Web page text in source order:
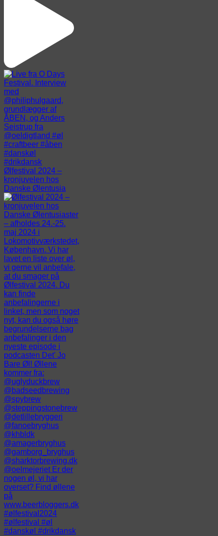
Ølfestival 2024 –
kronjuvelen hos
Danske Ølentusia